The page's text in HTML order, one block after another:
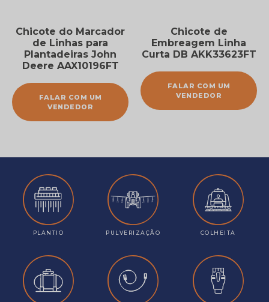
Chicote do Marcador
de Linhas para
Plantadeiras John
Deere AAX10196FT
FALAR COM UM
VENDEDOR
Chicote de
Embreagem Linha
Curta DB AKK33623FT
FALAR COM UM
VENDEDOR
PLANTIO PULVERIZAÇÃO COLHEITA